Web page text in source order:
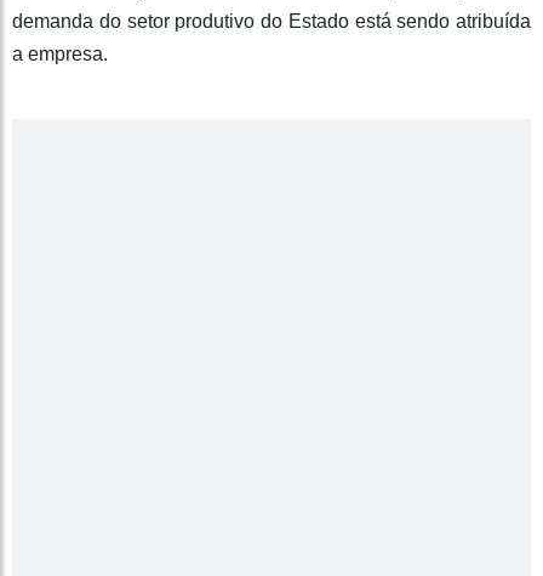
demanda do setor produtivo do Estado está sendo atribuída
a empresa.